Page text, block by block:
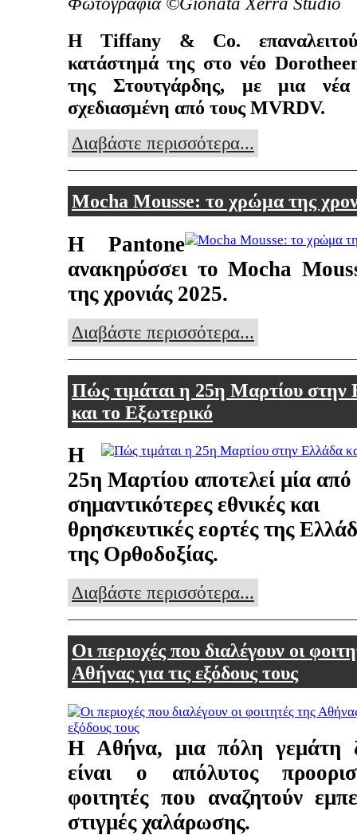
Η Tiffany & Co.
κατάστημά της στο νέο
της Στουτγάρδης, με μια
σχεδιασμένη από τους MVRDV.
Διαβάστε περισσότερα...
Mocha Mousse: το χρώμα της
Η Pantone
ανακηρύσσει το Mocha
της χρονιάς 2025.
Διαβάστε περισσότερα...
Πώς τιμάται η 25η Μαρτίου στην
και το Εξωτερικό
Η
25η Μαρτίου αποτελεί μία από
σημαντικότερες εθνικές και
θρησκευτικές εορτές της
της Ορθοδοξίας.
Διαβάστε περισσότερα...
Οι περιοχές που διαλέγουν οι
Αθήνας για τις εξόδους τους
Η Αθήνα, μια πόλη γεμάτη
είναι ο απόλυτος
φοιτητές που αναζητούν
στιγμές χαλάρωσης.